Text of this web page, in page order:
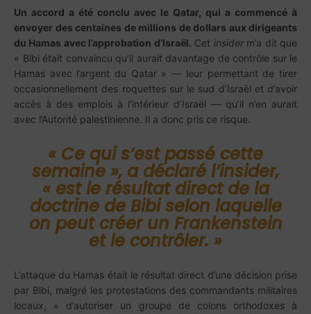
Un accord a été conclu avec le Qatar, qui a commencé à
envoyer des centaines de millions de dollars aux dirigeants
du Hamas avec l’approbation d’Israël. Cet insiderm’a dit que
« Bibi était convaincu qu’il aurait davantage de contrôle sur le
Hamas avec l’argent du Qatar » — leur permettant de tirer
occasionnellement des roquettes sur le sud d’Israël et d’avoir
accès à des emplois à l’intérieur d’Israël — qu’il n’en aurait
avec l’Autorité palestinienne. Il a donc pris ce risque.
« Ce qui s’est passé cette
semaine », a déclaré l’insider,
« estle résultat direct de la
doctrine de Bibi selon laquelle
on peut créer un Frankenstein
et le contrôler. »
L’attaque du Hamas était le résultat direct d’une décision prise
par Bibi, malgré les protestations des commandants militaires
locaux, « d’autoriser un groupe de colons orthodoxes à